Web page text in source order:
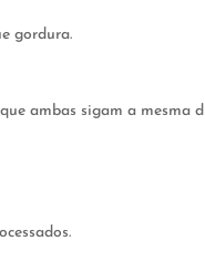
gordura.
ambas sigam a mesma